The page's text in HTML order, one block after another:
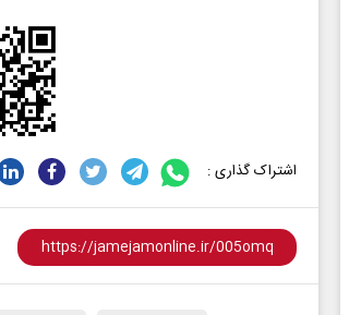
اشتراک گذاری :
صفحات نخست روزنامه ها‌ی‌سه‌شنبه ۶ مردادماه